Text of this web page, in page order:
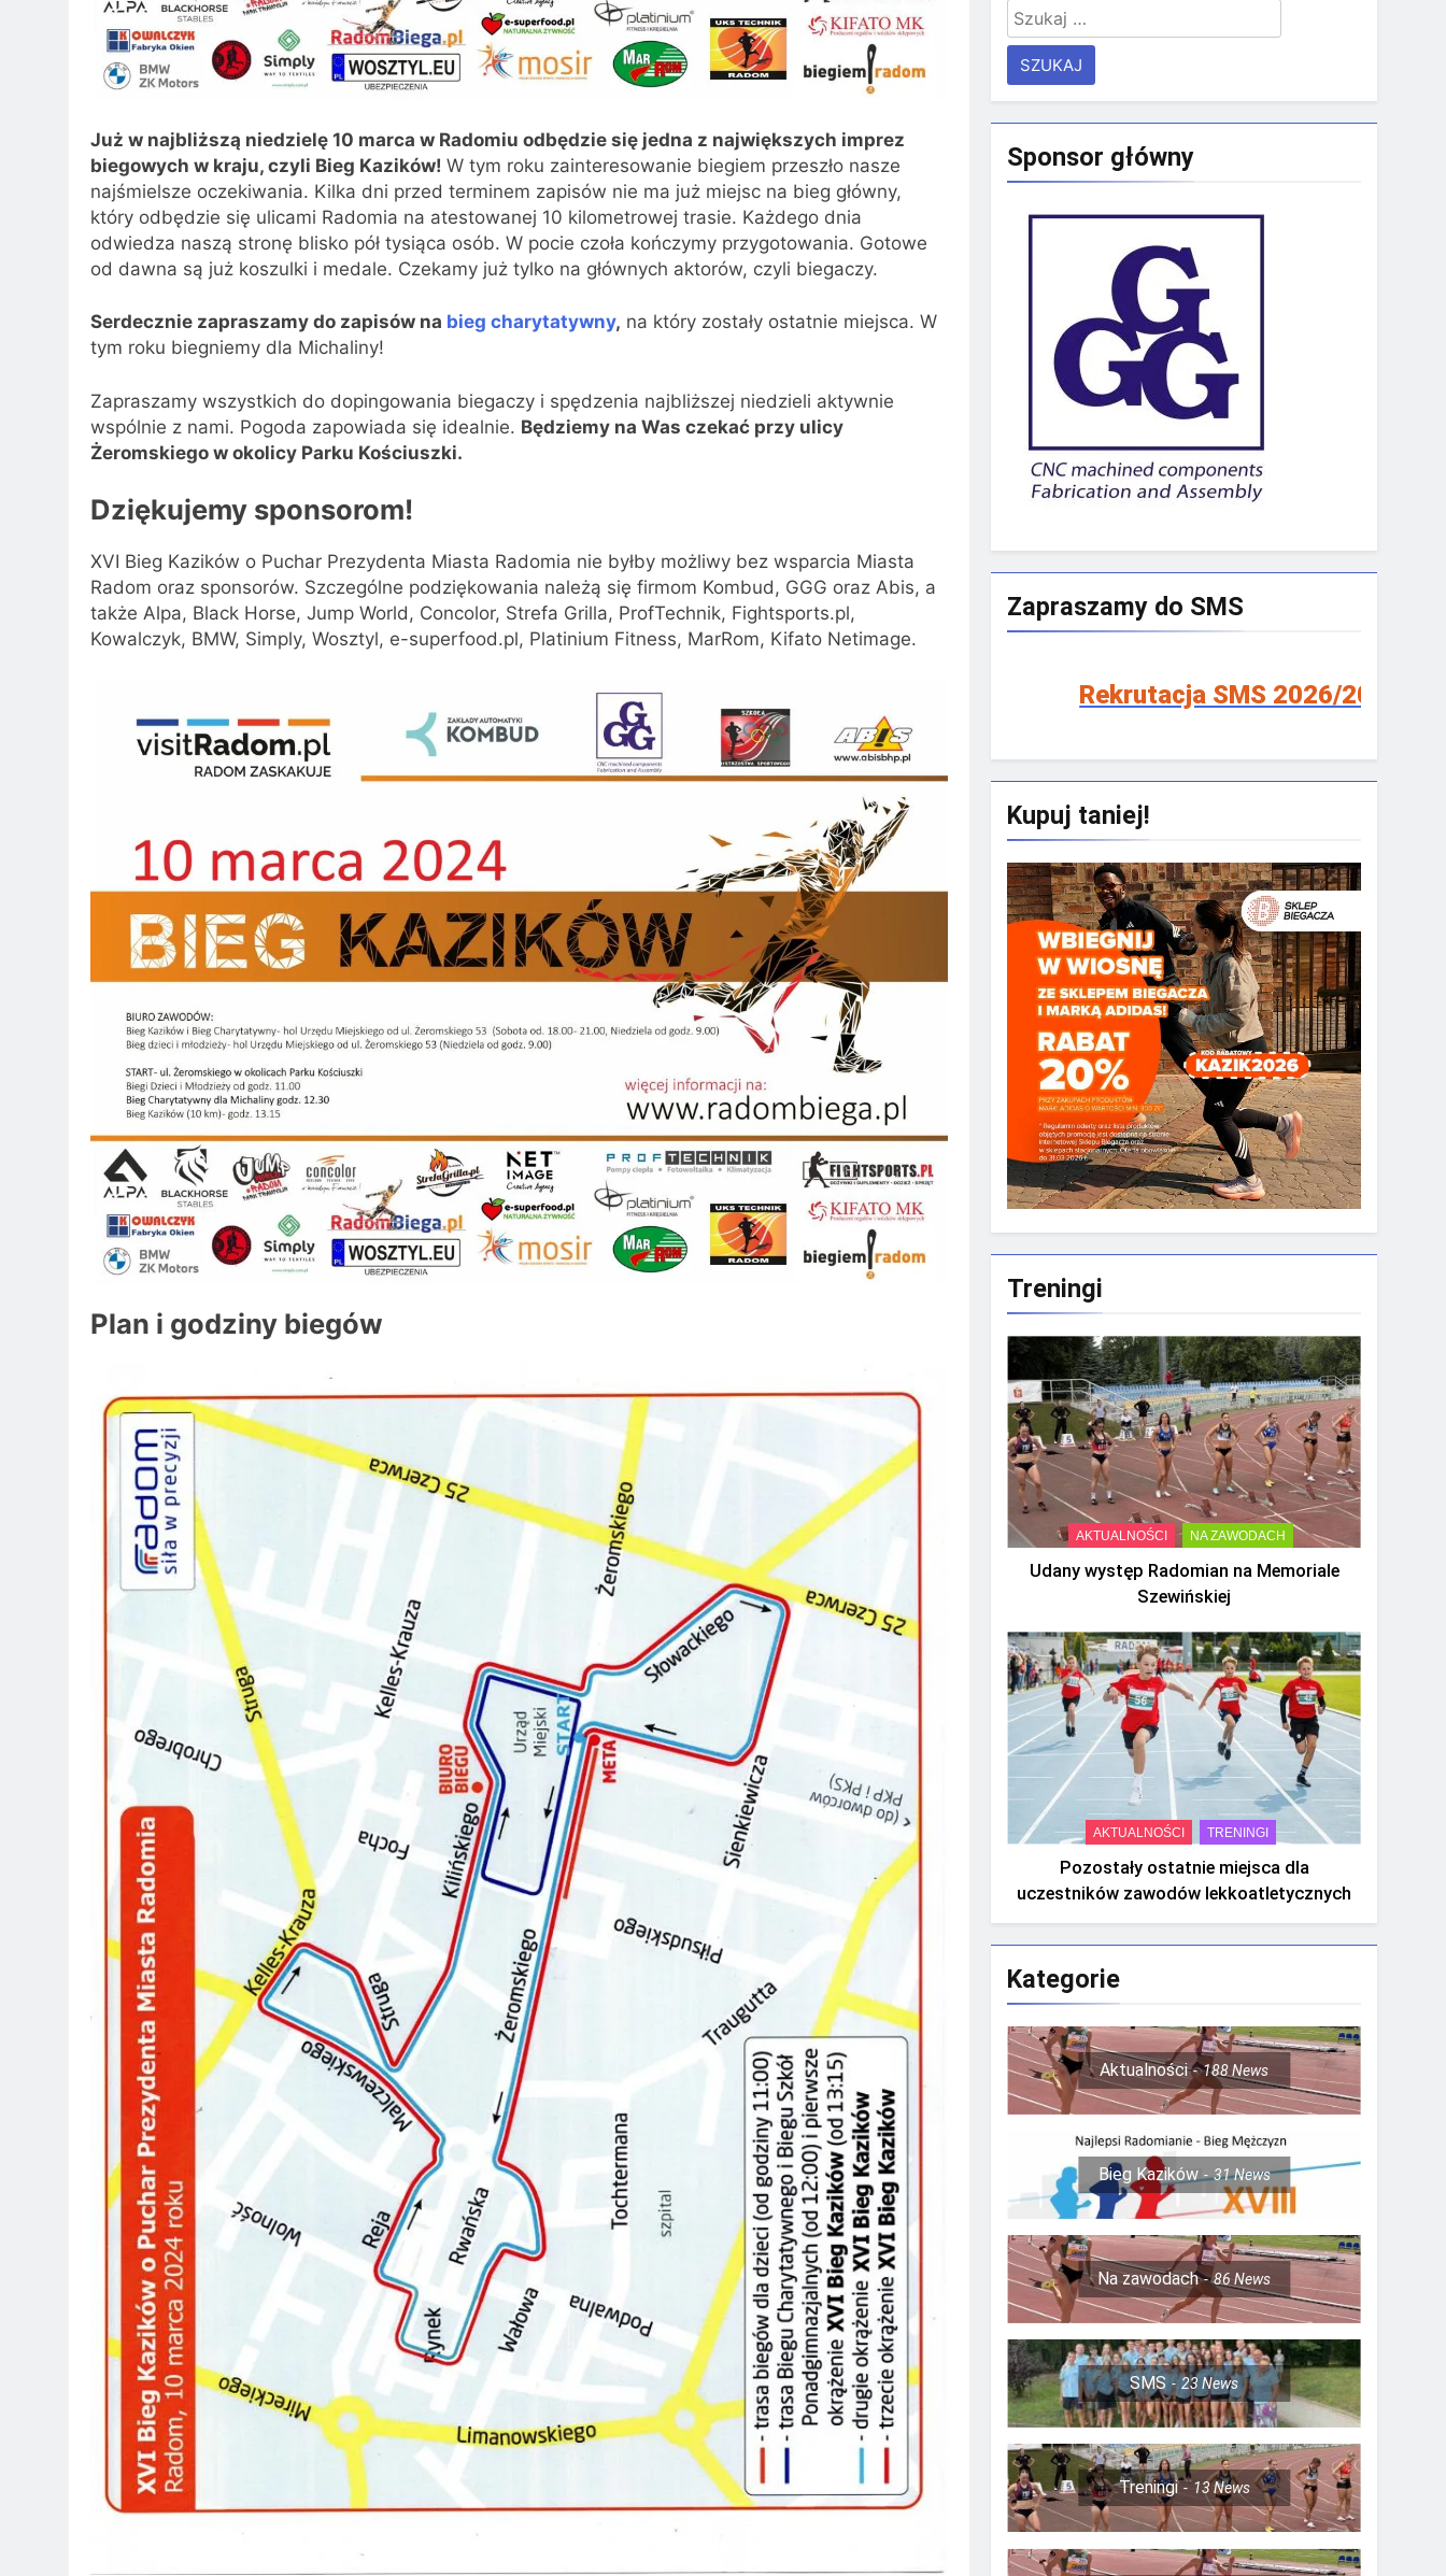
Już w najbliższą niedzielę 10 marca w Radomiu odbędzie się jedna z największych imprez
biegowych w kraju, czyli Bieg Kazików! W tym roku zainteresowanie biegiem przeszło nasze
najśmielsze oczekiwania. Kilka dni przed terminem zapisów nie ma już miejsc na bieg główny,
który odbędzie się ulicami Radomia na atestowanej 10 kilometrowej trasie. Każdego dnia
odwiedza naszą stronę blisko pół tysiąca osób. W pocie czoła kończymy przygotowania. Gotowe
od dawna są już koszulki i medale. Czekamy już tylko na głównych aktorów, czyli biegaczy.
Serdecznie zapraszamy do zapisów na bieg charytatywny, na który zostały ostatnie miejsca. W
tym roku biegniemy dla Michaliny!
Zapraszamy wszystkich do dopingowania biegaczy i spędzenia najbliższej niedzieli aktywnie
wspólnie z nami. Pogoda zapowiada się idealnie. Będziemy na Was czekać przy ulicy
Żeromskiego w okolicy Parku Kościuszki.
Dziękujemy sponsorom!
XVI Bieg Kazików o Puchar Prezydenta Miasta Radomia nie byłby możliwy bez wsparcia Miasta
Radom oraz sponsorów. Szczególne podziękowania należą się firmom Kombud, GGG oraz Abis, a
także Alpa, Black Horse, Jump World, Concolor, Strefa Grilla, ProfTechnik, Fightsports.pl,
Kowalczyk, BMW, Simply, Wosztyl, e-superfood.pl, Platinium Fitness, MarRom, Kifato Netimage.
Plan i godziny biegów
Szukaj:
Sponsor główny
Zapraszamy do SMS
Rekrutacja SMS 2026/2027!
Kupuj taniej!
Treningi
AKTUALNOŚCI NA ZAWODACH
Udany występ Radomian na Memoriale
Szewińskiej
AKTUALNOŚCI TRENINGI
Pozostały ostatnie miejsca dla
uczestników zawodów lekkoatletycznych
Kategorie
Aktualności 188News
Bieg Kazików 31News
Na zawodach 86News
SMS 23News
Treningi 13News